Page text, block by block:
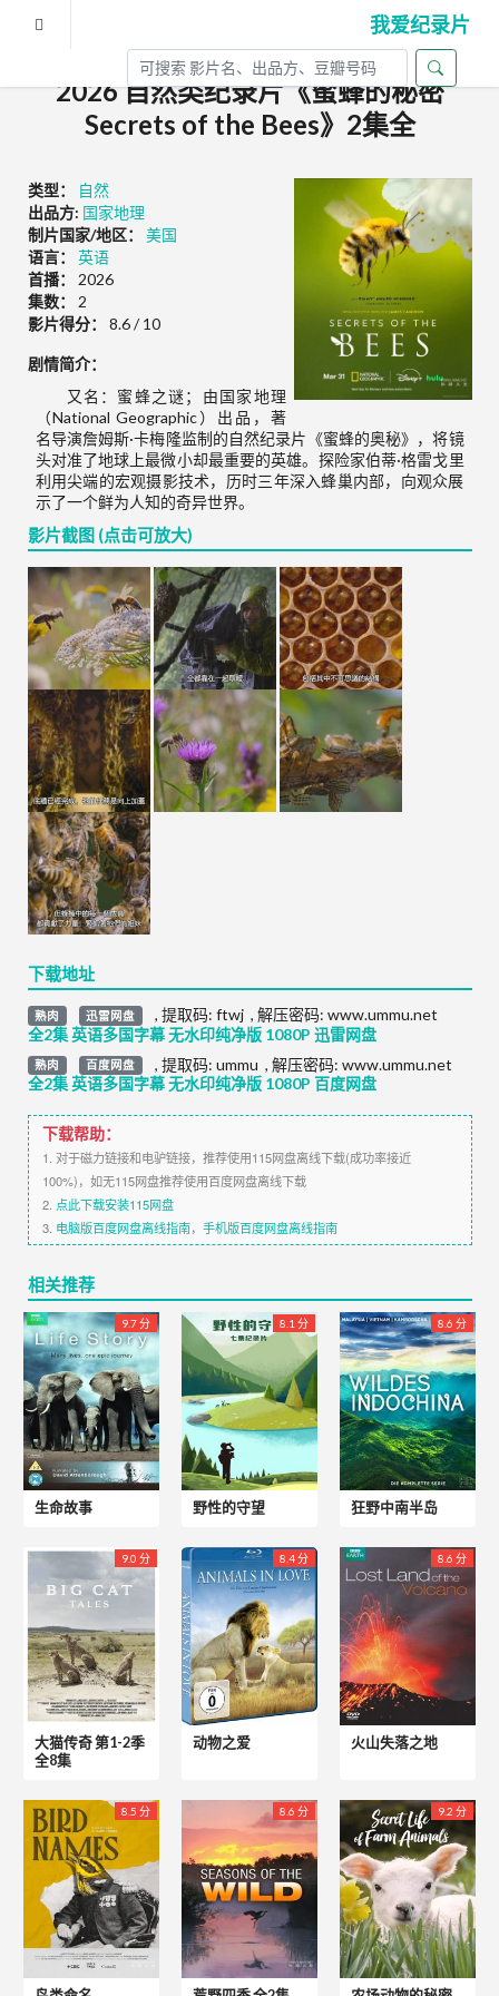
我爱纪录片
2026 自然类纪录片《蜜蜂的秘密
Secrets of the Bees》2集全
类型：
自然
出品方: 国家地理
制片国家/地区：
美国
语言：
英语
首播：
2026
集数：
2
影片得分：
8.6 / 10
剧情简介：
又名：蜜蜂之谜；由国家地理
（National Geographic）出品，著
名导演詹姆斯·卡梅隆监制的自然纪录片《蜜蜂的奥秘》，将镜
头对准了地球上最微小却最重要的英雄。探险家伯蒂·格雷戈里
利用尖端的宏观摄影技术，历时三年深入蜂巢内部，向观众展
示了一个鲜为人知的奇异世界。
影片截图 (点击可放大)
下载地址
熟肉 迅雷网盘
全2集 英语多国字幕 无水印纯净版 1080P 迅雷网盘
, 提取码: ftwj, 解压密码: www.ummu.net
熟肉 百度网盘
全2集 英语多国字幕 无水印纯净版 1080P 百度网盘
, 提取码: ummu , 解压密码: www.ummu.net
下载帮助：
1. 对于磁力链接和电驴链接，推荐使用115网盘离线下载(成功率接近
100%)，如无115网盘推荐使用百度网盘离线下载
2. 点此下载安装115网盘
3. 电脑版百度网盘离线指南， 手机版百度网盘离线指南
相关推荐
9.7 分
生命故事
8.1 分
野性的守望
8.6 分
狂野中南半岛
9.0 分
大猫传奇 第1-2季
全8集
8.4 分
动物之爱
8.6 分
火山失落之地
8.5 分 8.6 分 9.2 分